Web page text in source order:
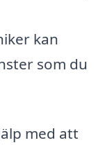
kan
som du
med att